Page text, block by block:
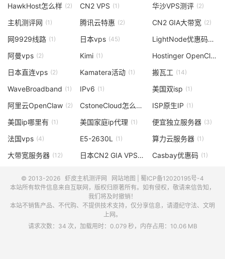
HawkHost怎么样 (2) CN2 VPS (1) 华沙VPS测评 (2)
主机测评网 (1) 腾讯云特惠 (2) CN2 GIA大带宽 (2)
网9929线路 (1) 日本vps (45) LightNode优惠码
(2)
阿曼vps (2) Kimi (1) Hostinger OpenClaw
日本直连vps (2) Kamatera活动 (1) 搬瓦工 (14)
WaveBroadband (1) IPv6 (1) 美国双isp (1)
阿里云OpenClaw (2) CstoneCloud怎么样 (3)ISP原生IP (1)
美国ip哪里有 (1) 美国家庭ip代理 (1) 便宜独立服务器 (3)
法国vps (4) E5-2630L (1) 算力云服务器 (1)
大带宽服务器 (12) 日本CN2 GIA VPS
(1) Casbay优惠码 (1)
© 2013-2026 虾皮主机测评网 网站地图
蜀ICP备12020195号-4
本站所有软件信息来自互联网，版权归原著所有。如有侵权，敬请来信告知，
我们将及时撤销！
本站不销售产品、不代购、不提供技术支持，仅分享信息，请遵纪守法、文明
上网。
请求次数：34 次，加载用时：0.079 秒，内存占用：10.06 MB